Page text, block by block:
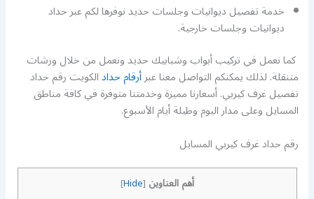
خدمة تفصيل ديوانيات وجلسات حديد نوفرها لكم عبر حداد
ديوانيات وجلسات خارجية.
كما نعمل في تركيب أبواب وشبابيك حديد ونعمل من خلال ورشات
متنقلة. لذلك يمكنكم التواصل معنا عبرأرقام حدادالكويت رقم حداد
تفصيل غرف كيربي. أسعارنا مميزة وخدمتنا متوفرة في كافة مناطق
المسايل وعلى مدار اليوم وطيلة أيام الأسبوع.
رقم حداد غرف كيربي المسايل
أهم العناوين [
Hide
]